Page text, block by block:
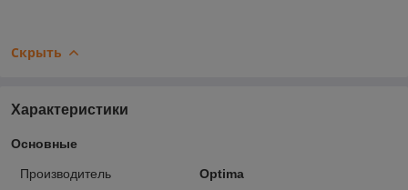
Скрыть
Характеристики
Основные
Производитель Optima